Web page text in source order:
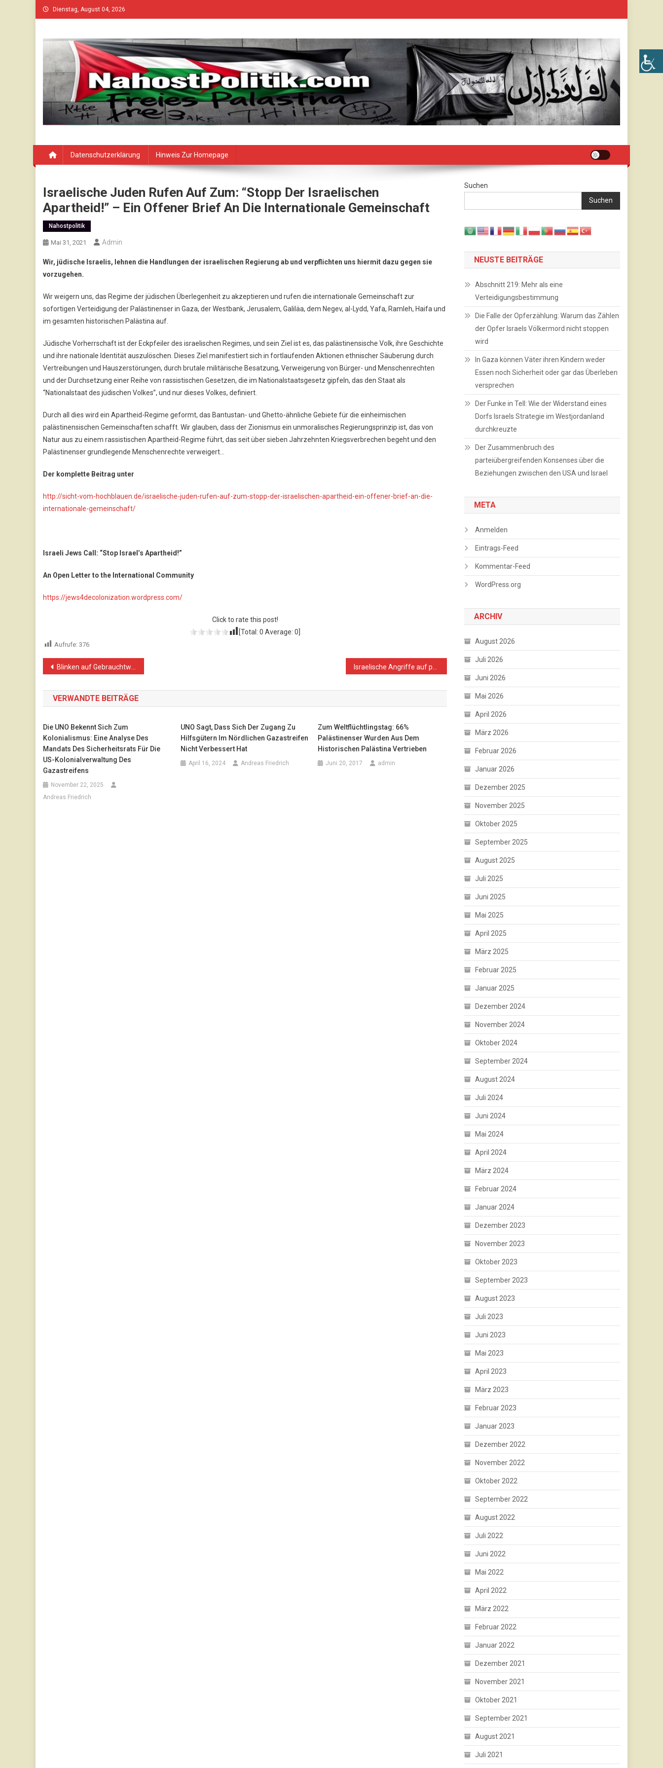
Skip
to
Dienstag, August 04, 2026
Datenschutzerklärung Hinweis Zur Homepage
Israelische Juden Rufen Auf Zum: “Stopp Der Israelischen
Apartheid!” – Ein Offener Brief An Die Internationale Gemeinschaft
Nahostpolitik
Mai 31, 2021 Admin
Wir, jüdische Israelis, lehnen die Handlungen der israelischen Regierung ab und verpflichten uns hiermit dazu gegen sie
vorzugehen.
Wir weigern uns, das Regime der jüdischen Überlegenheit zu akzeptieren und rufen die internationale Gemeinschaft zur
sofortigen Verteidigung der Palästinenser in Gaza, der Westbank, Jerusalem, Galiläa, dem Negev, al-Lydd, Yafa, Ramleh, Haifa und
im gesamten historischen Palästina auf.
Jüdische Vorherrschaft ist der Eckpfeiler des israelischen Regimes, und sein Ziel ist es, das palästinensische Volk, ihre Geschichte
und ihre nationale Identität auszulöschen. Dieses Ziel manifestiert sich in fortlaufenden Aktionen ethnischer Säuberung durch
Vertreibungen und Hauszerstörungen, durch brutale militärische Besatzung, Verweigerung von Bürger- und Menschenrechten
und der Durchsetzung einer Reihe von rassistischen Gesetzen, die im Nationalstaatsgesetz gipfeln, das den Staat als
“Nationalstaat des jüdischen Volkes”, und nur dieses Volkes, definiert.
Durch all dies wird ein Apartheid-Regime geformt, das Bantustan- und Ghetto-ähnliche Gebiete für die einheimischen
palästinensischen Gemeinschaften schafft. Wir glauben, dass der Zionismus ein unmoralisches Regierungsprinzip ist, das von
Natur aus zu einem rassistischen Apartheid-Regime führt, das seit über sieben Jahrzehnten Kriegsverbrechen begeht und den
Palästinenser grundlegende Menschenrechte verweigert…
Der komplette Beitrag unter
http://sicht-vom-hochblauen.de/israelische-juden-rufen-auf-zum-stopp-der-israelischen-apartheid-ein-offener-brief-an-die-
internationale-gemeinschaft/
Israeli Jews Call: “Stop Israel’s Apartheid!”
An Open Letter to the International Community
https://jews4decolonization.wordpress.com/
Click to rate this post!
[Total: 0 Average: 0
Aufrufe: 376
Beitragsnavigation
Blinken auf Gebrauchtwagen-Verkaufsreise in den Nahen Osten
VERWANDTE BEITRÄGE
Die UNO Bekennt Sich Zum
Kolonialismus: Eine Analyse Des
Mandats Des Sicherheitsrats Für Die
US-Kolonialverwaltung Des
Gazastreifens
November 22, 2025
Andreas Friedrich
UNO Sagt, Dass Sich Der Zugang Zu
Hilfsgütern Im Nördlichen Gazastreifen
Nicht Verbessert Hat
April 16, 2024 Andreas Friedrich
Zum Weltflüchtlingstag: 66%
Palästinenser Wurden Aus Dem
Historischen Palästina Vertrieben
Juni 20, 2017 admin
Suchen
Suchen
NEUSTE BEITRÄGE
Abschnitt 219: Mehr als eine
Verteidigungsbestimmung
Die Falle der Opferzählung: Warum das Zählen
der Opfer Israels Völkermord nicht stoppen
wird
In Gaza können Väter ihren Kindern weder
Essen noch Sicherheit oder gar das Überleben
versprechen
Der Funke in Tell: Wie der Widerstand eines
Dorfs Israels Strategie im Westjordanland
durchkreuzte
Der Zusammenbruch des
parteiübergreifenden Konsenses über die
Beziehungen zwischen den USA und Israel
META
Anmelden
Eintrags-Feed
Kommentar-Feed
WordPress.org
ARCHIV
August 2026
Juli 2026
Juni 2026
Mai 2026
April 2026
März 2026
Februar 2026
Januar 2026
Dezember 2025
November 2025
Oktober 2025
September 2025
August 2025
Juli 2025
Juni 2025
Mai 2025
April 2025
März 2025
Februar 2025
Januar 2025
Dezember 2024
November 2024
Oktober 2024
September 2024
August 2024
Juli 2024
Juni 2024
Mai 2024
April 2024
März 2024
Februar 2024
Januar 2024
Dezember 2023
November 2023
Oktober 2023
September 2023
August 2023
Juli 2023
Juni 2023
Mai 2023
April 2023
März 2023
Februar 2023
Januar 2023
Dezember 2022
November 2022
Oktober 2022
September 2022
August 2022
Juli 2022
Juni 2022
Mai 2022
April 2022
März 2022
Februar 2022
Januar 2022
Dezember 2021
November 2021
Oktober 2021
September 2021
August 2021
Juli 2021